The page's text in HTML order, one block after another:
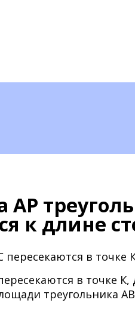
к длине
в точке
треугольника